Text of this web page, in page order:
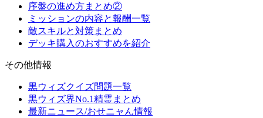
序盤の進め方まとめ②
ミッションの内容と報酬一覧
敵スキルと対策まとめ
デッキ購入のおすすめを紹介
その他情報
黒ウィズクイズ問題一覧
黒ウィズ界No.1精霊まとめ
最新ニュース/おせニャん情報